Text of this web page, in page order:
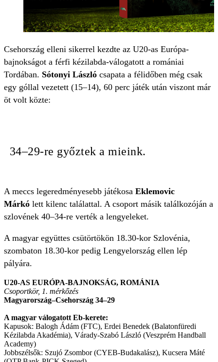
Csehország elleni sikerrel kezdte az U20-as Európa-
bajnokságot a férfi kézilabda-válogatott a romániai
Tordában. Sótonyi László csapata a félidőben még csak
egy góllal vezetett (15–14), 60 perc játék után viszont már
öt volt közte:
34–29-re győztek a mieink.
A meccs legeredményesebb játékosa Eklemovic
Márkó lett kilenc találattal. A csoport másik találkozóján a
szlovének 40–34-re verték a lengyeleket.
A magyar együttes csütörtökön 18.30-kor Szlovénia,
szombaton 18.30-kor pedig Lengyelország ellen lép
pályára.
U20-AS EURÓPA-BAJNOKSÁG, ROMÁNIA
Csoportkör, 1. mérkőzés
Magyarország–Csehország 34–29
A magyar válogatott Eb-kerete:
Kapusok: Balogh Ádám (FTC), Erdei Benedek (Balatonfüredi
Kézilabda Akadémia), Várady-Szabó László (Veszprém Handball
Academy)
Jobbszélsők: Szujó Zsombor (CYEB-Budakalász), Kucsera Máté